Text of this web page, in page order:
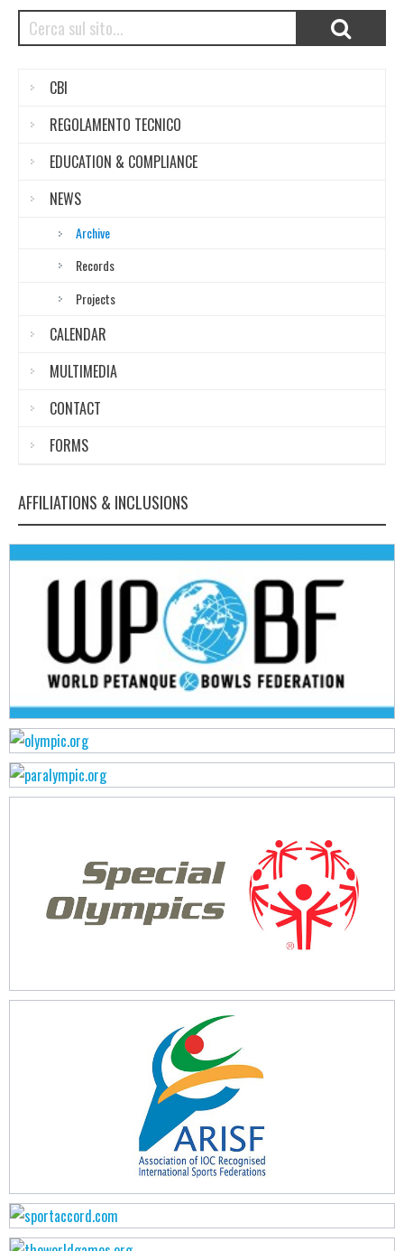
CBI
REGOLAMENTO TECNICO
EDUCATION & COMPLIANCE
NEWS
Archive
Records
Projects
CALENDAR
MULTIMEDIA
CONTACT
FORMS
AFFILIATIONS & INCLUSIONS